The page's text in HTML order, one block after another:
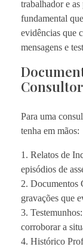
trabalhador e as
fundamental
evidências que
mensagens e
Para uma
tenha em mãos:
1. Relatos de
episódios de
2. Documentos
gravações que
3.
corroborar a
4. Histórico